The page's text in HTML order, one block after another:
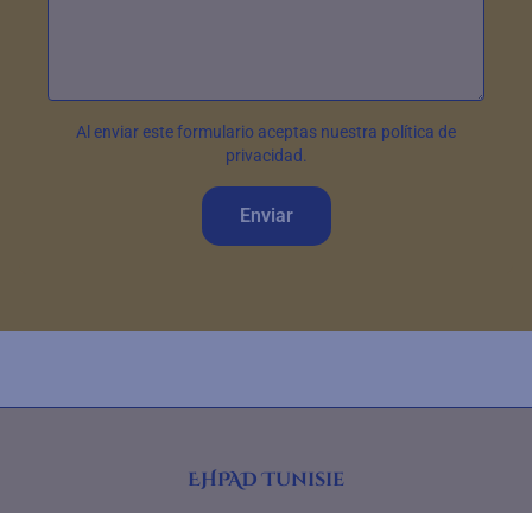
Al enviar este formulario aceptas nuestra política de
privacidad.
Enviar
EHPAD Tunisie